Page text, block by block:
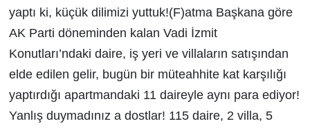
yaptı ki, küçük dilimizi yuttuk!(F)atma Başkana göre
AK Parti döneminden kalan Vadi İzmit
Konutları’ndaki daire, iş yeri ve villaların satışından
elde edilen gelir, bugün bir müteahhite kat karşılığı
yaptırdığı apartmandaki 11 daireyle aynı para ediyor!
Yanlış duymadınız a dostlar! 115 daire, 2 villa, 5